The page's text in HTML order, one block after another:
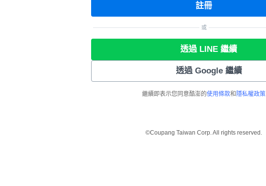
註冊
或
透過 LINE 繼續
透過 Google 繼續
繼續即表示您同意酷澎的使用條款和 隱私權政策
©Coupang Taiwan Corp. All rights reserved.